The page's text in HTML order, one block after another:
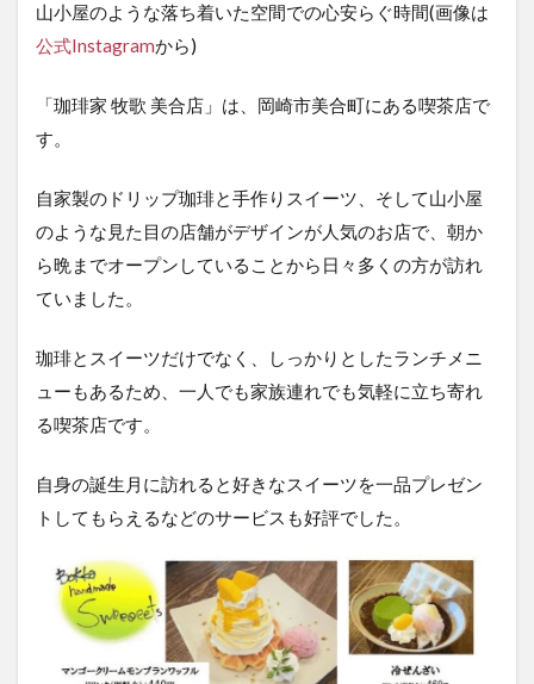
山小屋のような落ち着いた空間での心安らぐ時間(画像は
公式Instagramから)
「珈琲家 牧歌 美合店」は、岡崎市美合町にある喫茶店で
す。
自家製のドリップ珈琲と手作りスイーツ、そして山小屋
のような見た目の店舗がデザインが人気のお店で、朝か
ら晩までオープンしていることから日々多くの方が訪れ
ていました。
珈琲とスイーツだけでなく、しっかりとしたランチメニ
ューもあるため、一人でも家族連れでも気軽に立ち寄れ
る喫茶店です。
自身の誕生月に訪れると好きなスイーツを一品プレゼン
トしてもらえるなどのサービスも好評でした。